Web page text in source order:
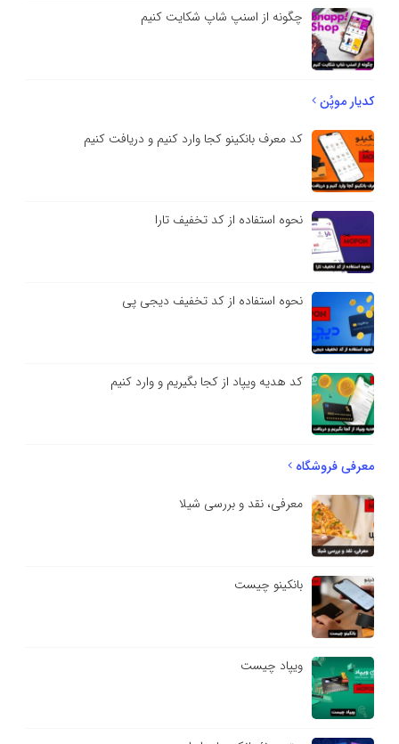
چگونه از اسنپ شاپ شکایت کنیم
کدیار موپُن
کد معرف بانکینو کجا وارد کنیم و دریافت کنیم
نحوه استفاده از کد تخفیف تارا
نحوه استفاده از کد تخفیف دیجی پی
کد هدیه ویپاد از کجا بگیریم و وارد کنیم
معرفی فروشگاه
معرفی، نقد و بررسی شیلا
بانکینو چیست
ویپاد چیست